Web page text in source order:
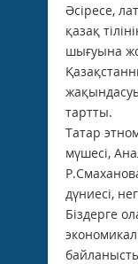
Әсіресе,
қазақ
шығуына
тартты.
Татар
мүшесі,
дүниесі,
Біздерге